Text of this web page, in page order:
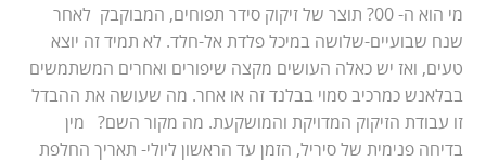
מי הוא ה- 00? תוצר של זיקוק סידר תפוחים, המבוקבק לאחר
שנח שבועיים-שלושה במיכל פלדת אל-חלד. לא תמיד זה יוצא
טעים, ואז יש כאלה העושים מקצה שיפורים ואחרים המשתמשים
בבלאנש כמרכיב סמוי בבלנד זה או אחר. מה שעושה את ההבדל
זו עבודת הזיקוק המדויקת והמושקעת. מה מקור השם? מין
בדיחה פנימית של סיריל, הזמן עד הראשון ליולי- תאריך החלפת